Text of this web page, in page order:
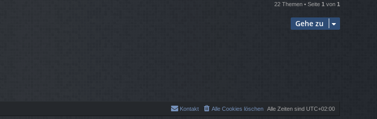
22 Themen • Seite 1 von 1
Gehe zu
Alle Zeiten sind UTC+02:00
Alle Cookies löschen
Kontakt